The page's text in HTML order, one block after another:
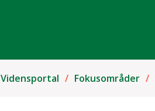
Vidensportal Fokusområder